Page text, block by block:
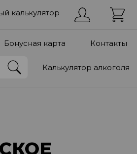
калькулятор
Бонусная карта Контакты
Калькулятор алкоголя